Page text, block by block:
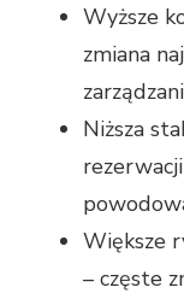
Wyższe
zmiana
Niższa
Większe
– częste